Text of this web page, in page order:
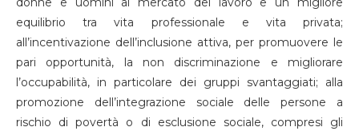
equilibrio tra vita professionale e vita privata;
all’incentivazione dell’inclusione attiva, per promuovere le
pari opportunità, la non discriminazione e migliorare
l’occupabilità, in particolare dei gruppi svantaggiati; alla
promozione dell’integrazione sociale delle persone a
rischio di povertà o di esclusione sociale, compresi gli